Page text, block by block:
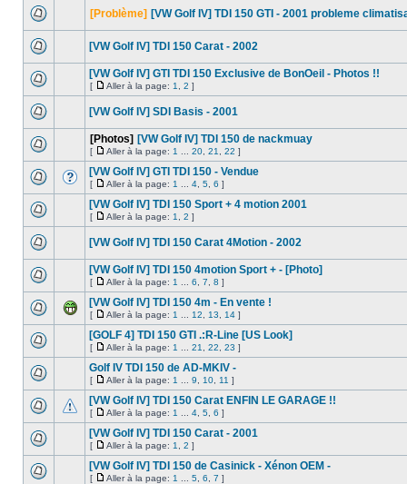
[Problème] [VW Golf IV] TDI 150 GTI - 2001 probleme
[VW Golf IV] TDI 150 Carat - 2002
[VW Golf IV] GTI TDI 150 Exclusive de BonOeil - Photos !!
[ Aller à la page: 1 2 ]
[VW Golf IV] SDI Basis - 2001
[Photos] [VW Golf IV] TDI 150 de nackmuay
[ Aller à la page: 1 20 21 22 ]
[VW Golf IV] GTI TDI 150 - Vendue
[ Aller à la page: 1 4 5 6 ]
[VW Golf IV] TDI 150 Sport + 4 motion 2001
[ Aller à la page: 1 2 ]
[VW Golf IV] TDI 150 Carat 4Motion - 2002
[VW Golf IV] TDI 150 4motion Sport + - [Photo]
[ Aller à la page: 1 6 7 8 ]
[VW Golf IV] TDI 150 4m - En vente !
[ Aller à la page: 1 12 13 14 ]
[GOLF 4] TDI 150 GTI .:R-Line [US Look]
[ Aller à la page: 1 21 22 23 ]
Golf IV TDI 150 de AD-MKIV -
[ Aller à la page: 1 9 10 11 ]
[VW Golf IV] TDI 150 Carat ENFIN LE GARAGE !!
[ Aller à la page: 1 4 5 6 ]
[VW Golf IV] TDI 150 Carat - 2001
[ Aller à la page: 1 2 ]
[VW Golf IV] TDI 150 de Casinick - Xénon OEM -
[ Aller à la page: 1 5 6 7 ]